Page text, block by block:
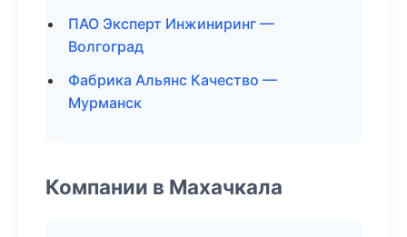
ПАО Эксперт Инжиниринг —
Волгоград
Фабрика Альянс Качество —
Мурманск
Компании в Махачкала